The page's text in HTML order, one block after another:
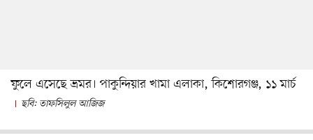
ফুলে এসেছে ভ্রমর। পাকুন্দিয়ার খামা এলাকা, কিশোরগঞ্জ, ১১ মার্চ
ছবি: তাফসিলুল আজিজ